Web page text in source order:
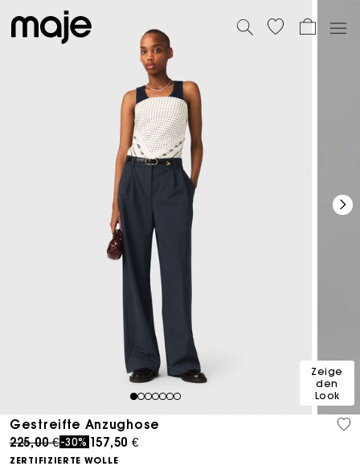
1234567
Zeige
den
Look
Gestreifte Anzughose
Price reduced from
225,00 €to
-30% 157,50 €
ZERTIFIZIERTE WOLLE